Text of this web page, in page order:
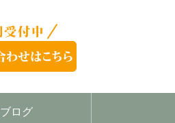
ブログ